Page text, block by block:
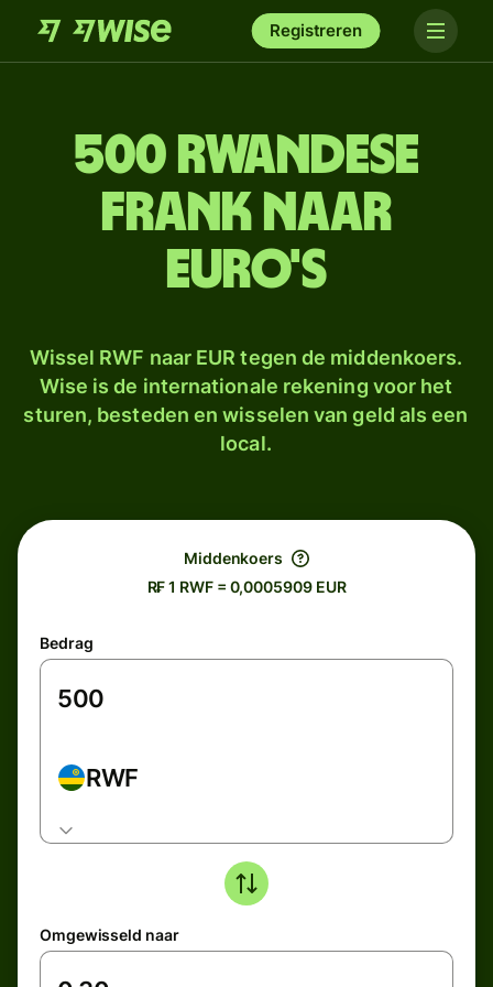
Registreren
500 Rwandese
frank naar
euro's
Wissel RWF naar EUR tegen de middenkoers.
Wise is de internationale rekening voor het
sturen, besteden en wisselen van geld als een
local.
Middenkoers
R₣ 1 RWF = 0,0005909 EUR
Bedrag
RWF
Omgewisseld naar